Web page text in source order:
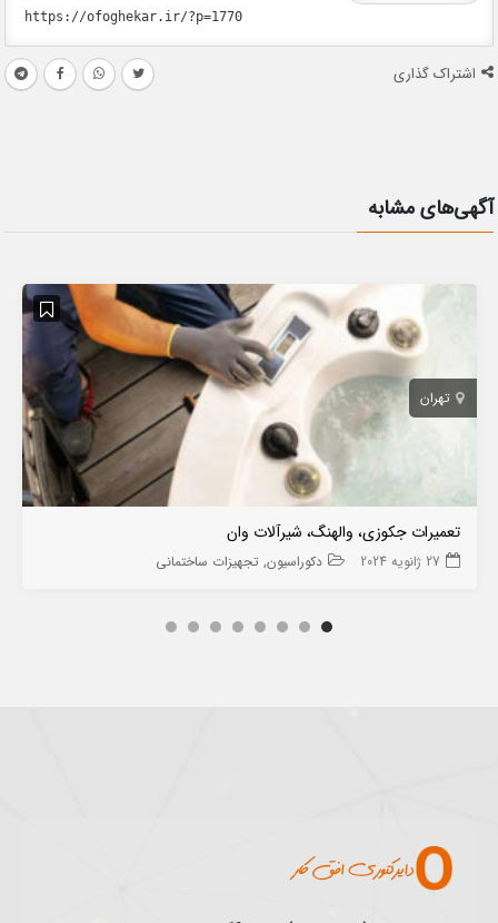
اشتراک گذاری
آگهی‌های مشابه
تهران
تعمیرات جکوزی، والهنگ، شیرآلات وان
27 ژانویه 2024 دکوراسیون تجهیزات ساختمانی